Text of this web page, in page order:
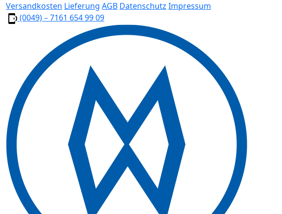
Versandkosten Lieferung AGB Datenschutz Impressum
(0049) – 7161 654 99 09